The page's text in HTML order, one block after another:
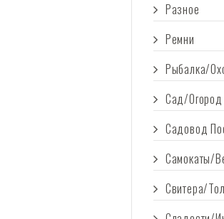
Разное
Ремни
Рыбалка/
Сад/Огород
Садовод
Самокаты/
Свитера/